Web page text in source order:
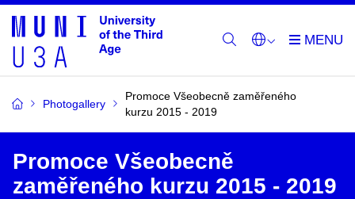
Photogallery
Promoce Všeobecně zaměřeného
kurzu 2015 - 2019
Promoce Všeobecně
zaměřeného kurzu 2015 - 2019